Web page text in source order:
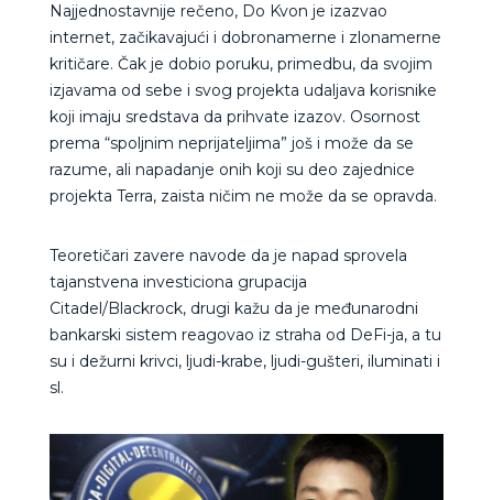
Najjednostavnije rečeno, Do Kvon je izazvao
internet, začikavajući i dobronamerne i zlonamerne
kritičare. Čak je dobio poruku, primedbu, da svojim
izjavama od sebe i svog projekta udaljava korisnike
koji imaju sredstava da prihvate izazov. Osornost
prema “spoljnim neprijateljima” još i može da se
razume, ali napadanje onih koji su deo zajednice
projekta Terra, zaista ničim ne može da se opravda.
Teoretičari zavere navode da je napad sprovela
tajanstvena investiciona grupacija
Citadel/Blackrock, drugi kažu da je međunarodni
bankarski sistem reagovao iz straha od DeFi-ja, a tu
su i dežurni krivci, ljudi-krabe, ljudi-gušteri, iluminati i
sl.